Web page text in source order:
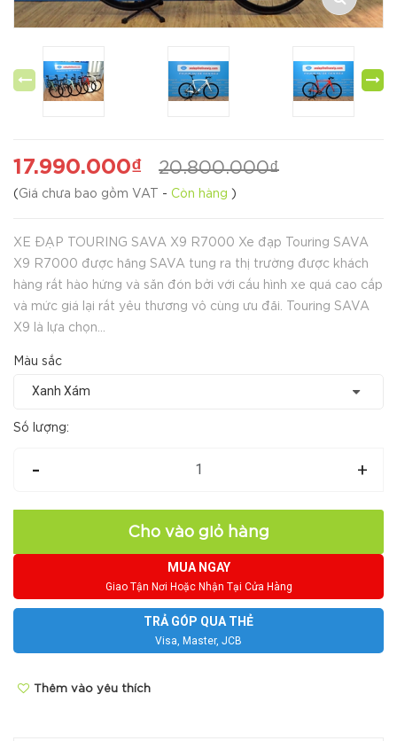
17.990.000₫ 20.800.000₫
( Giá chưa bao gồm VAT - Còn hàng )
XE ĐẠP TOURING SAVA X9 R7000 Xe đạp Touring SAVA
X9 R7000 được hãng SAVA tung ra thị trường được khách
hàng rất hào hứng và săn đón bởi với cấu hình xe quá cao cấp
và mức giá lại rất yêu thương vô cùng ưu đãi. Touring SAVA
X9 là lựa chọn...
Màu sắc
Số lượng:
- +
Cho vào giỏ hàng
MUA NGAY
Giao Tận Nơi Hoặc Nhận Tại Cửa Hàng
TRẢ GÓP QUA THẺ
Visa, Master, JCB
Thêm vào yêu thích